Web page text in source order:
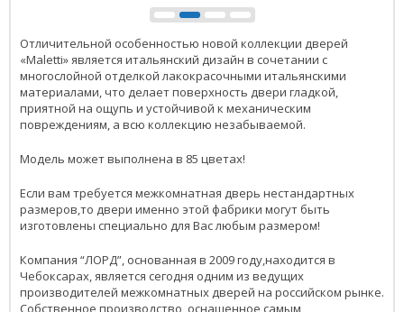
Отличительной особенностью новой коллекции дверей
«Maletti» является итальянский дизайн в сочетании с
многослойной отделкой лакокрасочными итальянскими
материалами, что делает поверхность двери гладкой,
приятной на ощупь и устойчивой к механическим
повреждениям, а всю коллекцию незабываемой.
Модель может выполнена в 85 цветах!
Если вам требуется межкомнатная дверь нестандартных
размеров,то двери именно этой фабрики могут быть
изготовлены специально для Вас любым размером!
Компания “ЛОРД”, основанная в 2009 году,находится в
Чебоксарах, является сегодня одним из ведущих
производителей межкомнатных дверей на российском рынке.
Собственное производство, оснащенное самым